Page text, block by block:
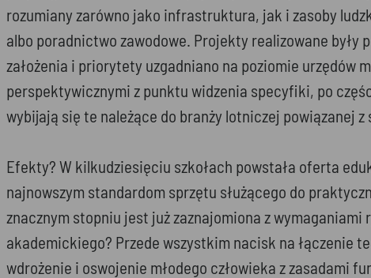
rozumiany zarówno jako infrastruktura, jak i zasoby
albo poradnictwo zawodowe. Projekty realizowane były
założenia i priorytety uzgadniano na poziomie
perspektywicznymi z punktu widzenia specyfiki, po
wybijają się te należące do branży lotniczej powiązanej z
Efekty? W kilkudziesięciu szkołach powstała oferta
najnowszym standardom sprzętu służącego do
znacznym stopniu jest już zaznajomiona z
akademickiego? Przede wszystkim nacisk na łączenie
wdrożenie i oswojenie młodego człowieka z zasadami